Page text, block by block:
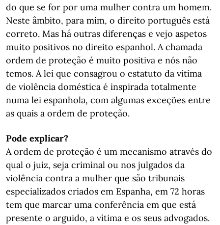
do que se for por uma mulher contra um homem.
Neste âmbito, para mim, o direito português está
correto. Mas há outras diferenças e vejo aspetos
muito positivos no direito espanhol. A chamada
ordem de proteção é muito positiva e nós não
temos. A lei que consagrou o estatuto da vítima
de violência doméstica é inspirada totalmente
numa lei espanhola, com algumas exceções entre
as quais a ordem de proteção.
Pode explicar?
A ordem de proteção é um mecanismo através do
qual o juiz, seja criminal ou nos julgados da
violência contra a mulher que são tribunais
especializados criados em Espanha, em 72 horas
tem que marcar uma conferência em que está
presente o arguido, a vítima e os seus advogados.